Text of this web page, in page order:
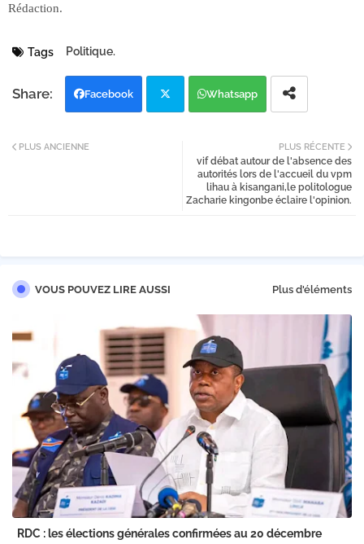
Rédaction.
Tags Politique.
Facebook Whatsapp
PLUS RÉCENTE
vif débat autour de l'absence des
autorités lors de l'accueil du vpm
lihau à kisangani,le politologue
Zacharie kingonbe éclaire l'opinion.
PLUS ANCIENNE
VOUS POUVEZ LIRE AUSSI Plus d'éléments
RDC : les élections générales confirmées au 20 décembre